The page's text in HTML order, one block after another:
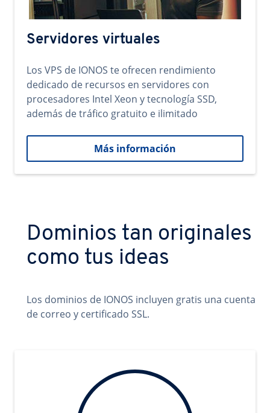
Servidores virtuales
Los VPS de IONOS te ofrecen rendimiento
dedicado de recursos en servidores con
procesadores Intel Xeon y tecnología SSD,
además de tráfico gratuito e ilimitado
Más información
Dominios tan originales
como tus ideas
Los dominios de IONOS incluyen gratis una cuenta
de correo y certificado SSL.